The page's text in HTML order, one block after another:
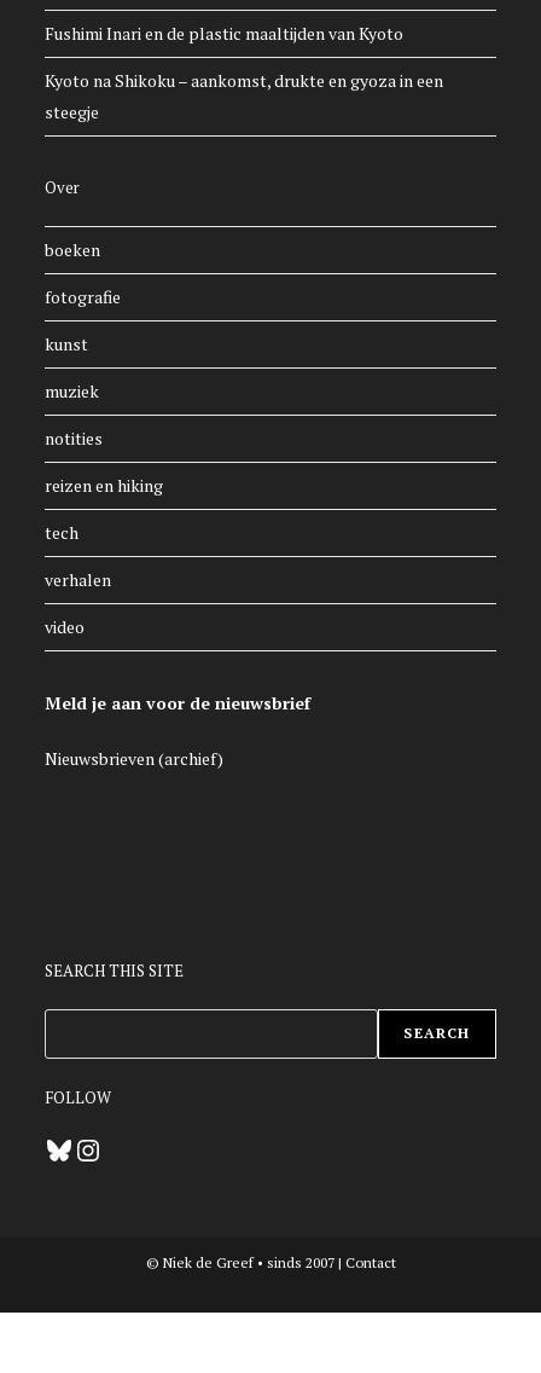
Fushimi Inari en de plastic maaltijden van Kyoto
Kyoto na Shikoku – aankomst, drukte en gyoza in een
steegje
Over
boeken
fotografie
kunst
muziek
notities
reizen en hiking
tech
verhalen
video
Meld je aan voor de nieuwsbrief
Nieuwsbrieven (archief)
SEARCH THIS SITE
SEARCH
FOLLOW
BlueskyInstagram
© Niek de Greef • sinds 2007 | Contact